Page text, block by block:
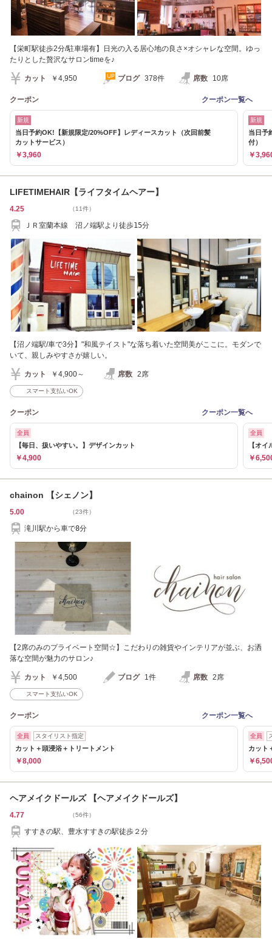
【栄町駅徒歩2分/駐車場有】日光の入る居心地の良さ×オシャレな空間。ゆっ
たりとした贅沢なサロンtimeを♪
カット ￥4,950 ブログ 378件 席数 10席
クーポン クーポン一覧へ
新規
当日予約OK!【新規限定/20%OFF】レディースカット（次回前髪
カットサービス）
￥3,960
新規
当日予
付）
￥
LIFETIMEHAIR【ライフタイムヘアー】
4.25 （11件）
ＪＲ室蘭本線 沼ノ端駅より徒歩15分
【沼ノ端駅/車で3分】"和風テイスト"な落ち着いた空間美がここに。モダンで
いて、親しみやすさが嬉しい。
カット ￥4,900～ 席数 2席
スマート支払いOK
クーポン クーポン一覧へ
全員
【毎日、扱いやすい。】デザインカット
￥4,900
全員
【オ
￥
chainon 【シェノン】
5.00 （23件）
滝川駅から車で8分
【2席のみのプライベート空間☆】こだわりの雑貨やインテリアが並ぶ、お洒
落な空間が魅力のサロン♪
カット ￥4,500 ブログ 1件 席数 2席
スマート支払いOK
クーポン クーポン一覧へ
全員 スタイリスト指定
カット＋頭浸浴＋トリートメント
￥8,000
全員
カット
￥
ヘアメイクドールズ 【ヘアメイクドールズ】
4.77 （56件）
すすきの駅、豊水すすきの駅徒歩２分